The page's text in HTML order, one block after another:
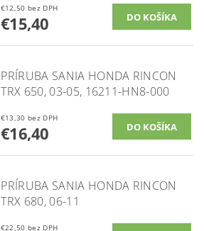
€12,50 bez DPH
€15,40
PRÍRUBA SANIA HONDA RINCON
TRX 650, 03-05, 16211-HN8-000
€13,30 bez DPH
€16,40
PRÍRUBA SANIA HONDA RINCON
TRX 680, 06-11
€22,50 bez DPH